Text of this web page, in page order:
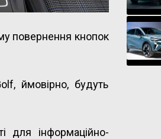
повернення кнопок
ймовірно, будуть
для інформаційно-